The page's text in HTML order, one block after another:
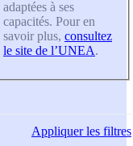
adaptées à ses
capacités. Pour en
savoir plus, consultez
le site de l’UNEA.
Appliquerles filtres